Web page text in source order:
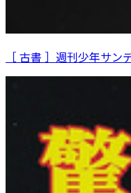
［ 古書 ］週刊少年サ